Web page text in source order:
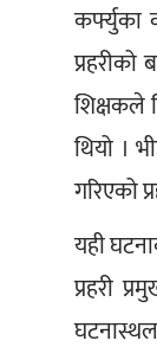
कर्फ्युका
शिक्षकले
थियो ।
गरिएको
यही
प्रहरी